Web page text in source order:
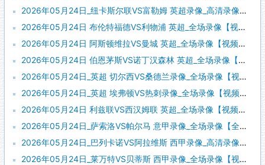
2026年05月24日_纽卡斯尔联VS富勒姆 英超录像_高清录像【全场回放】
2026年05月24日 布伦特福德VS利物浦 英超_全场录像【视频集锦】
2026年05月24日 阿斯顿维拉VS曼城 英超_全场录像【视频集锦】
2026年05月24日 伯恩茅斯VS诺丁汉森林 英超_全场录像【视频集锦】
2026年05月24日_英超 切尔西VS桑德兰录像_全场录像【视频集锦】
2026年05月24日_英超 埃弗顿VS热刺录像_全场录像【视频集锦】
2026年05月24日 利兹联VS西汉姆联 英超_全场录像【视频集锦】
2026年05月24日_萨索洛VS帕尔马 意甲录像_全场录像【全场回放】
2026年05月24日_巴列卡诺VS阿拉维斯 西甲录像_高清录像【全场回放】
2026年05月24日_莱万特VS贝蒂斯 西甲录像_全场录像【视频集锦】